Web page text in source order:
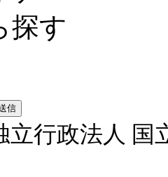
探す
立行政法人 国